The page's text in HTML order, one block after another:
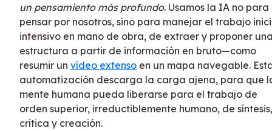
un pensamiento más profundo. Usamos la IA no para
pensar por nosotros, sino para manejar el trabajo
intensivo en mano de obra, de extraer y proponer
estructura a partir de información en bruto—como
resumir un vídeo extenso en un mapa navegable.
automatización descarga la carga ajena, para que
mente humana pueda liberarse para el trabajo de
orden superior, irreductiblemente humano, de síntesis,
crítica y creación.